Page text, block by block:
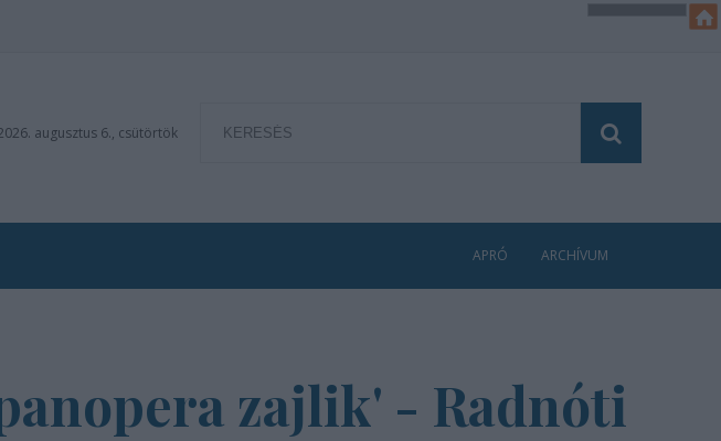
augusztus 6., csütörtök
APRÓ ARCHÍVUM
zajlik' - Radnóti